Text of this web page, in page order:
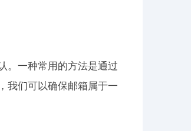
。一种常用的方法是通过
我们可以确保邮箱属于一